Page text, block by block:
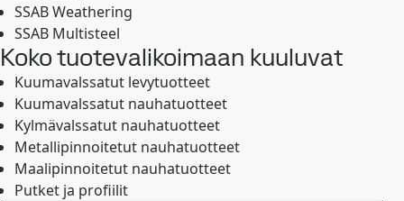
SSAB Weathering
SSAB Multisteel
Koko tuotevalikoimaan kuuluvat
Kuumavalssatut levytuotteet
Kuumavalssatut nauhatuotteet
Kylmävalssatut nauhatuotteet
Metallipinnoitetut nauhatuotteet
Maalipinnoitetut nauhatuotteet
Putket ja profiilit